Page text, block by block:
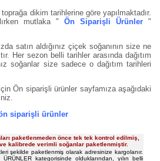
toprağa dikim tarihlerine göre yapılmaktadır.
mutlaka " Ön Siparişli Ürünler "
satın aldığınız çiçek soğanının size ne
Her sezon belli tarihler arasında dağıtım
soğanlar size sadece o dağıtım tarihleri
Ön siparişli ürünler sayfamıza aşağıdaki
paketlenmeden önce tek tek kontrol edilmiş,
kalibrede verimli soğanlar paketlenmiştir.
şekilde paketlenmiş olarak adresinize kargolanır.
kategorisinde olduklarından, yılın belli